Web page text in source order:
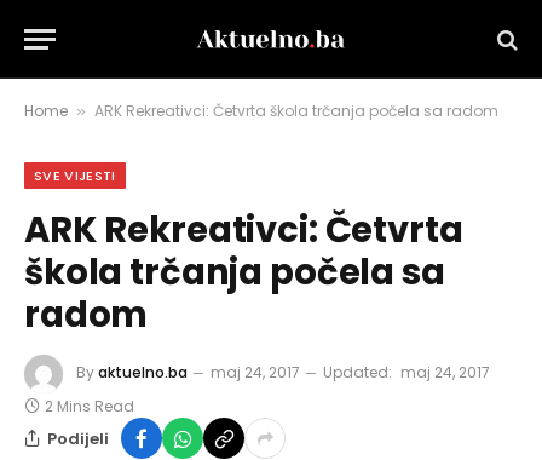
Home » ARK Rekreativci: Četvrta škola trčanja počela sa radom
SVE VIJESTI
ARK Rekreativci: Četvrta
škola trčanja počela sa
radom
Byaktuelno.ba maj 24, 2017 Updated: maj 24, 2017
2 Mins Read
Podijeli